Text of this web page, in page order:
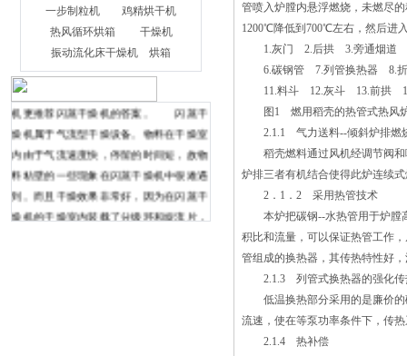
一步制粒机
鸡精烘干机
热风循环烘箱
干燥机
振动流化床干燥机
烘箱
^近在网络上常有人询问小编，闪蒸烘干
机与闪蒸干燥机，哪个干燥效果好？小编
傅关于这些知识，小编给出相对闪蒸烘干
机更推荐闪蒸干燥机的答案。 闪蒸干
燥机属于气流型干燥设备。物料在干燥室
内由于气流速度快，停留的时间短，故物
料粘壁的一些现象在闪蒸干燥机中很难遇
到。而且干燥效果非常好，因为在闪蒸干
燥机的干燥室内装载了分级环和旋流片，
管喷入炉膛内悬浮燃烧，未燃尽
1200℃降低到700℃左右，然后进
1.灰门 2.后拱 3.旁通烟道
6.碳钢管 7.列管换热器 8.折
11.料斗 12.灰斗 13.前拱
图1 燃用稻壳的热管式热风
2.1.1 气力送料--倾斜炉排燃
稻壳燃料通过风机经调节阀和
炉排三者有机结合使得此炉连续
2．1．2 采用热管技术
本炉把碳钢--水热管用于炉膛高
积比和流量，可以保证热管工作
管组成的换热器，其传热特性好
2.1.3 列管式换热器的强化传
低温换热部分采用的是廉价的
流速，使在等泵功率条件下，传
2.1.4 热补偿